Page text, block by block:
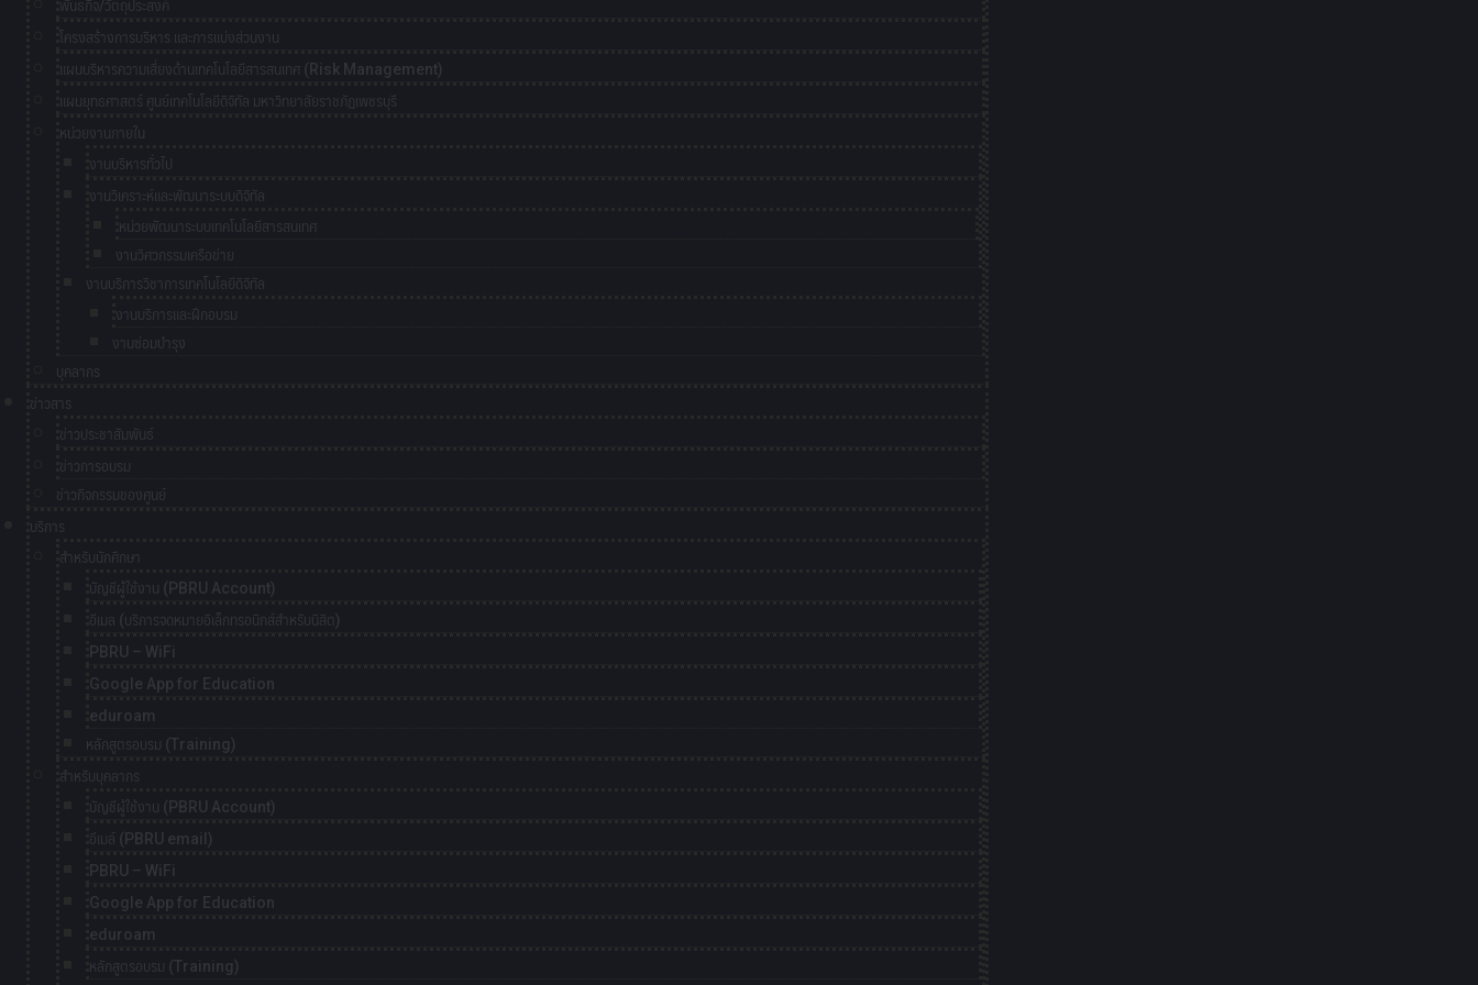
พันธกิจ/วัตถุประสงค์
โครงสร้างการบริหาร และการแบ่งส่วนงาน
แผนบริหารความเสี่ยงด้านเทคโนโลยีสารสนเทศ (Risk Management)
แผนยุทธศาสตร์ ศูนย์เทคโนโลยีดิจิทัล มหาวิทยาลัยราชภัฏเพชรบุรี
หน่วยงานภายใน
งานบริหารทั่วไป
งานวิเคราะห์และพัฒนาระบบดิจิทัล
หน่วยพัฒนาระบบเทคโนโลยีสารสนเทศ
งานวิศวกรรมเครือข่าย
งานบริการวิชาการเทคโนโลยีดิจิทัล
งานบริการและฝึกอบรม
งานซ่อมบำรุง
บุคลากร
ข่าวสาร
ข่าวประชาสัมพันธ์
ข่าวการอบรม
ข่าวกิจกรรมของศูนย์
บริการ
สำหรับนักศึกษา
บัญชีผู้ใช้งาน (PBRU Account)
อีเมล (บริการจดหมายอิเล็กทรอนิกส์สำหรับนิสิต)
PBRU – WiFi
Google App for Education
eduroam
หลักสูตรอบรม (Training)
สำหรับบุคลากร
บัญชีผู้ใช้งาน (PBRU Account)
อีเมล์ (PBRU email)
PBRU – WiFi
Google App for Education
eduroam
หลักสูตรอบรม (Training)